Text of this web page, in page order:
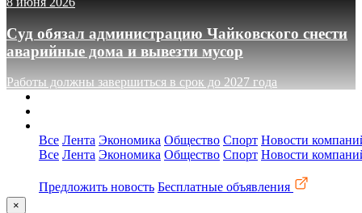
Суд обязал администрацию Чайковского снести
аварийные дома и вывезти мусор
Работы должны завершиться в срок до 2027 года
Все Лента Экономика Общество Спорт Новости
Все Лента Экономика Общество Спорт Новости
Предложить новость Бесплатные объявления
×